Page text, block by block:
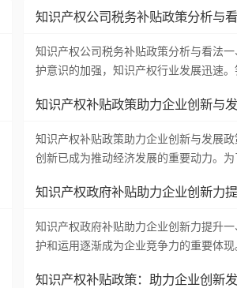
知识产权公司税务补贴政策分析与
知识产权公司税务补贴政策分析与看法
护意识的加强，知识产权行业发展迅速
知识产权补贴政策助力企业创新与
知识产权补贴政策助力企业创新与发展
创新已成为推动经济发展的重要动力。
知识产权政府补贴助力企业创新力
知识产权政府补贴助力企业创新力提升
护和运用逐渐成为企业竞争力的重要体
知识产权补贴政策：助力企业创新